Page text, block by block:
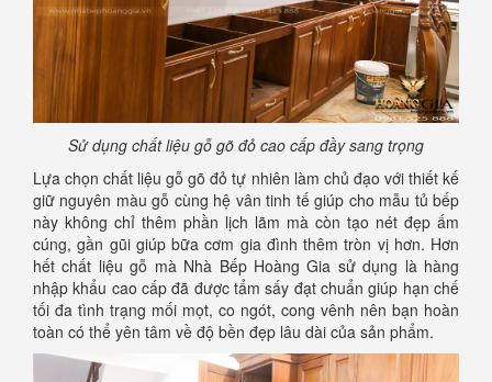
Sử dụng chất liệu gỗ gõ đỏ cao cấp đầy sang trọng
Lựa chọn chất liệu gỗ gõ đỏ tự nhiên làm chủ đạo với thiết kế
giữ nguyên màu gỗ cùng hệ vân tinh tế giúp cho mẫu tủ bếp
này không chỉ thêm phần lịch lãm mà còn tạo nét đẹp ấm
cúng, gần gũi giúp bữa cơm gia đình thêm tròn vị hơn. Hơn
hết chất liệu gỗ mà Nhà Bếp Hoàng Gia sử dụng là hàng
nhập khẩu cao cấp đã được tẩm sấy đạt chuẩn giúp hạn chế
tối đa tình trạng mối mọt, co ngót, cong vênh nên bạn hoàn
toàn có thể yên tâm về độ bền đẹp lâu dài của sản phẩm.